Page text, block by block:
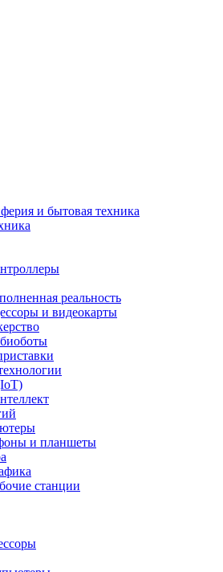
и бытовая техника
реальность
и видеокарты
и планшеты
станции